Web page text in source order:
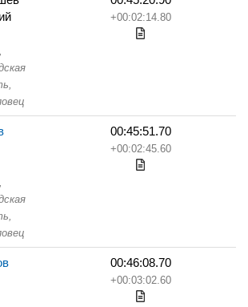
+00:02:14.80
00:45:51.70
+00:02:45.60
00:46:08.70
+00:03:02.60